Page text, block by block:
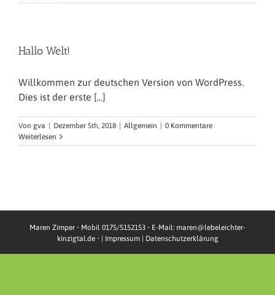
Hallo Welt!
Willkommen zur deutschen Version von WordPress.
Dies ist der erste [...]
Von gva | Dezember 5th, 2018 | Allgemein | 0 Kommentare
Weiterlesen
Maren Zimper • Mobil 0175/5152153 • E-Mail: maren@lebeleichter-
kinzigtal.de • | Impressum | Datenschutzerklärung